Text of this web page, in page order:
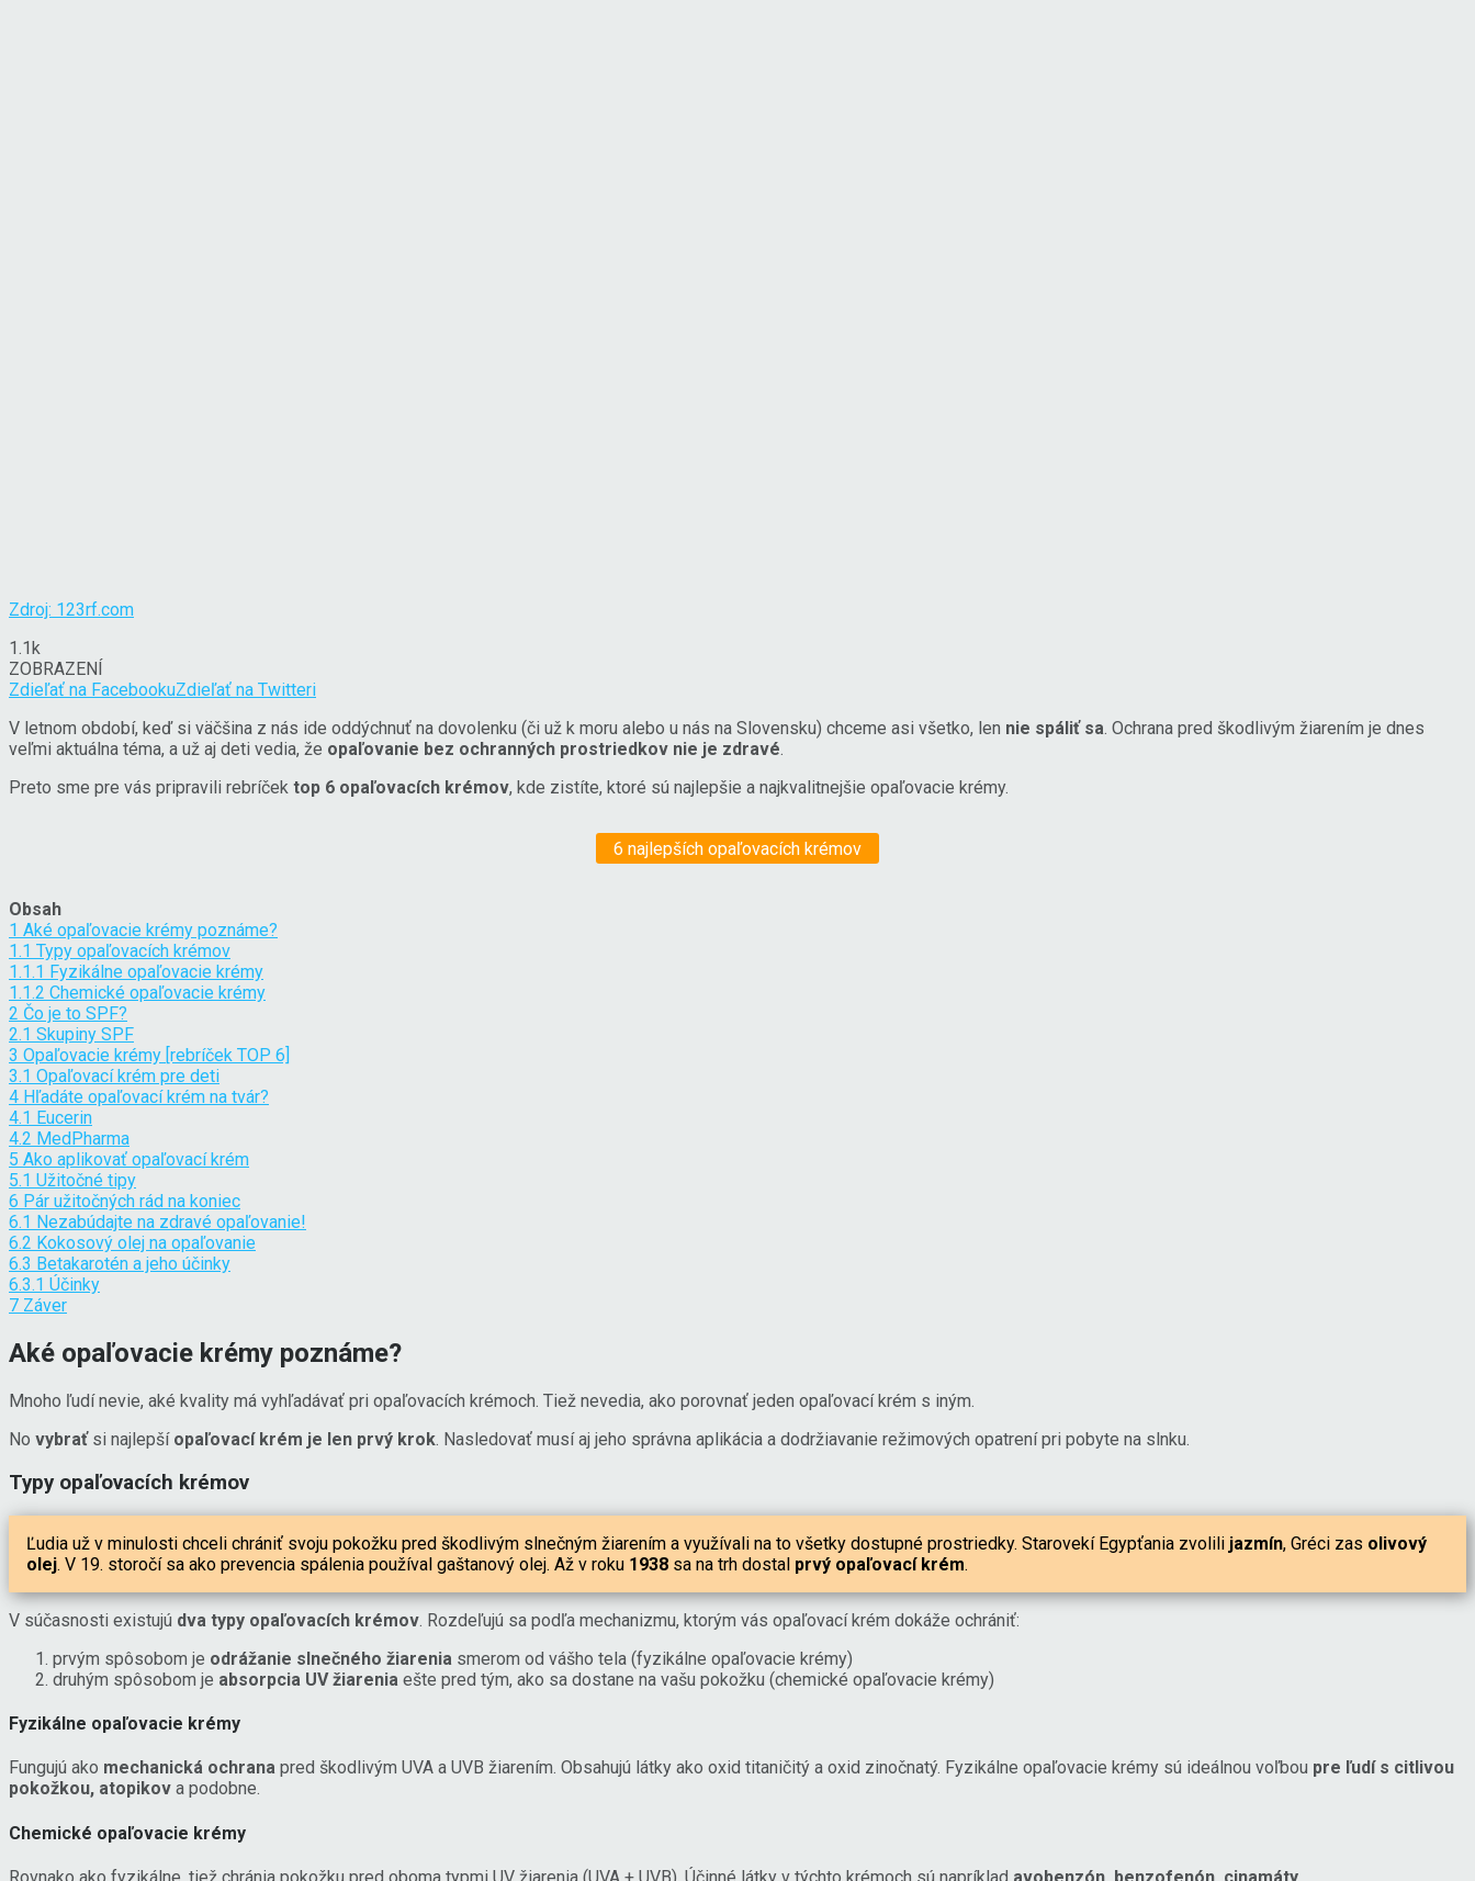
Zdroj: 123rf.com
1.1k
ZOBRAZENÍ
Zdieľať na FacebookuZdieľať na Twitteri
V letnom období, keď si väčšina z nás ide oddýchnuť na dovolenku (či už k moru alebo u nás na Slovensku) chceme asi všetko, len nie spáliť sa. Ochrana pred škodlivým žiarením je dnes
veľmi aktuálna téma, a už aj deti vedia, že opaľovanie bez ochranných prostriedkov nie je zdravé.
Preto sme pre vás pripravili rebríček top 6 opaľovacích krémov, kde zistíte, ktoré sú najlepšie a najkvalitnejšie opaľovacie krémy.
6 najlepších opaľovacích krémov
Obsah
1 Aké opaľovacie krémy poznáme?
1.1 Typy opaľovacích krémov
1.1.1 Fyzikálne opaľovacie krémy
1.1.2 Chemické opaľovacie krémy
2 Čo je to SPF?
2.1 Skupiny SPF
3 Opaľovacie krémy [rebríček TOP 6]
3.1 Opaľovací krém pre deti
4 Hľadáte opaľovací krém na tvár?
4.1 Eucerin
4.2 MedPharma
5 Ako aplikovať opaľovací krém
5.1 Užitočné tipy
6 Pár užitočných rád na koniec
6.1 Nezabúdajte na zdravé opaľovanie!
6.2 Kokosový olej na opaľovanie
6.3 Betakarotén a jeho účinky
6.3.1 Účinky
7 Záver
Aké opaľovacie krémy poznáme?
Mnoho ľudí nevie, aké kvality má vyhľadávať pri opaľovacích krémoch. Tiež nevedia, ako porovnať jeden opaľovací krém s iným.
No vybraťsi najlepšíopaľovací krém je len prvý krok. Nasledovať musí aj jeho správna aplikácia a dodržiavanie režimových opatrení pri pobyte na slnku.
Typy opaľovacích krémov
Ľudia už v minulosti chceli chrániť svoju pokožku pred škodlivým slnečným žiarením a využívali na to všetky dostupné prostriedky. Starovekí Egypťania zvolili jazmín, Gréci zas olivový
olej. V 19. storočí sa ako prevencia spálenia používal gaštanový olej. Až v roku 1938 sa na trh dostal prvý opaľovací krém.
V súčasnosti existujú dva typy opaľovacích krémov . Rozdeľujú sa podľa mechanizmu, ktorým vás opaľovací krém dokáže ochrániť:
prvým spôsobom je odrážanie slnečného žiarenia smerom od vášho tela (fyzikálne opaľovacie krémy)
druhým spôsobom je absorpcia UV žiarenia ešte pred tým, ako sa dostane na vašu pokožku (chemické opaľovacie krémy)
Fyzikálne opaľovacie krémy
Fungujú ako mechanická ochrana pred škodlivým UVA a UVB žiarením. Obsahujú látky ako oxid titaničitý a oxid zinočnatý. Fyzikálne opaľovacie krémy sú ideálnou voľbou pre ľudí s citlivou
pokožkou, atopikov a podobne.
Chemické opaľovacie krémy